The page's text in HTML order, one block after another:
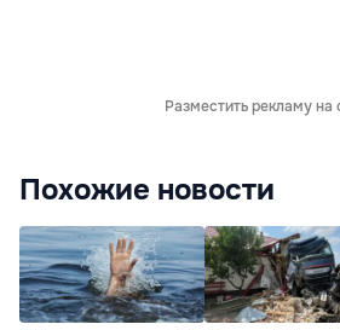
Разместить рекламу на
Похожие новости